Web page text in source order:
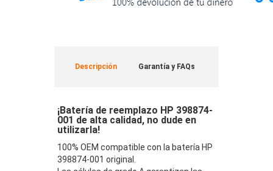
Descripción Garantía y FAQs
¡Batería de reemplazo HP 398874-
001 de alta calidad, no dude en
utilizarla!
100% OEM compatible con la batería HP
398874-001 original.